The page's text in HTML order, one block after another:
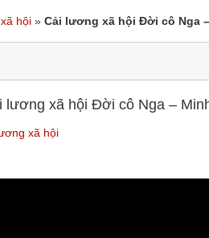
hội » Cải lương xã hội Đời cô Nga
lương xã hội Đời cô Nga –
xã hội